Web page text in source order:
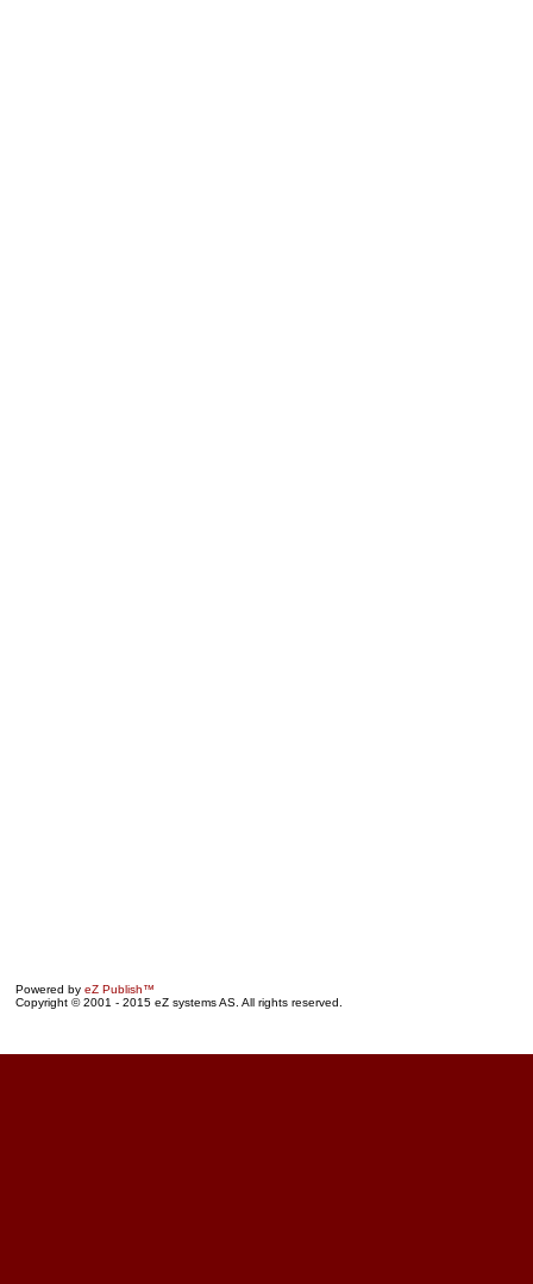
Powered by eZ Publish™
Copyright © 2001 - 2015 eZ systems AS. All rights reserved.